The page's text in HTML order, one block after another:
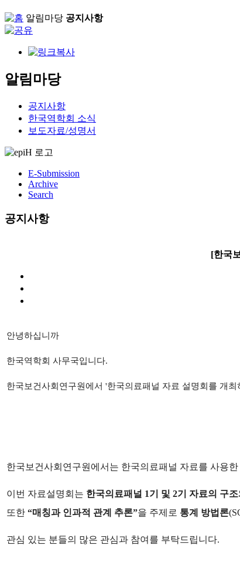
알림마당 공지사항
알림마당
공지사항
한국역학회 소식
보도자료/성명서
E-Submission
Archive
Search
공지사항
[한국
안녕하십니까
한국역학회 사무국입니다.
한국보건사회연구원에서 '한국의료패널 자료 설명회를 개
한국보건사회연구원에서는 한국의료패널 자료를 사용
이번 자료설명회는 한국의료패널 1기 및 2기 자료의 구
또한 “매칭과 인과적 관계 추론”을 주제로 통계 방법론
관심 있는 분들의 많은 관심과 참여를 부탁드립니다.